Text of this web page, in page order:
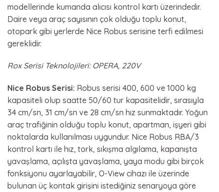
modellerinde kumanda alıcısı kontrol kartı üzerindedir.
Daire veya araç sayısının çok olduğu toplu konut,
otopark gibi yerlerde Nice Robus serisine terfi edilmesi
gereklidir.
Rox Serisi Teknolojileri: OPERA, 220V
Nice Robus Serisi: Robus serisi 400, 600 ve 1000 kg
kapasiteli olup saatte 50/60 tur kapasitelidir, sırasıyla
34 cm/sn, 31 cm/sn ve 28 cm/sn hız sunmaktadır. Yoğun
araç trafiğinin olduğu toplu konut, apartman, işyeri gibi
noktalarda kullanılması uygundur. Nice Robus RBA/3
kontrol kartı ile hız, tork, sıkışma algılama, kapanışta
yavaşlama, açılışta yavaşlama, yaya modu gibi birçok
fonksiyonu ayarlayabilir, O-View cihazı ile üzerinde
bulunan üç kontak girişini istediğiniz senaryoya göre